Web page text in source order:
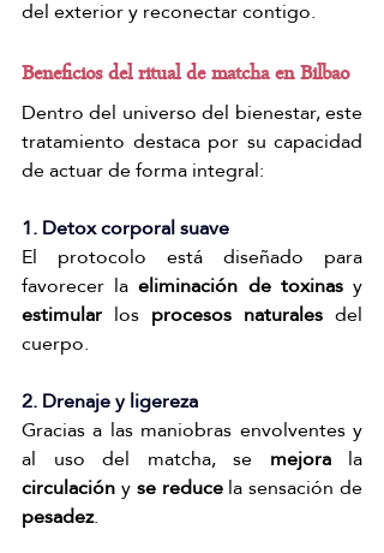
del exterior y reconectar contigo.
Beneficios del ritual de matcha en Bilbao
Dentro del universo del bienestar, este
tratamiento destaca por su capacidad
de actuar de forma integral:
1. Detox corporal suave
El protocolo está diseñado para
favorecer la eliminación de toxinas
estimular los procesos naturales del
cuerpo.
2. Drenaje y ligereza
Gracias a las maniobras envolventes y
al uso del matcha, se mejora
circulación y se reduce
pesadez.